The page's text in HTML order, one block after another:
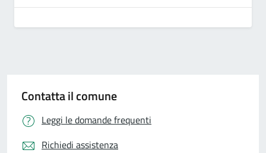
Contatta il comune
Leggi le domande frequenti
Richiedi assistenza